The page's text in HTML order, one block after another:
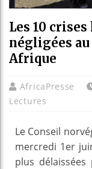
Les 10
négligées
Afrique
AfricaPresse
Lectures
Le Conseil
mercredi 1er
plus